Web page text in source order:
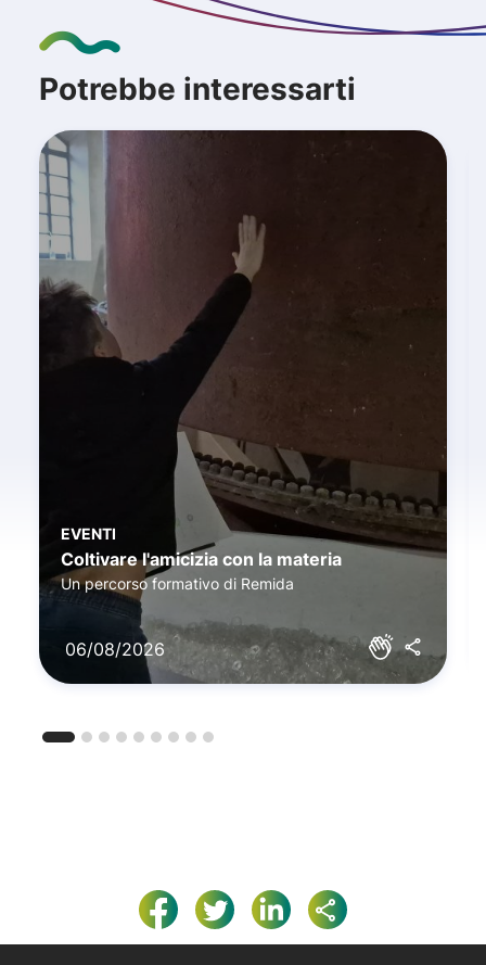
Potrebbe interessarti
EVENTI
Coltivare l'amicizia con la materia
Un percorso formativo di Remida
06/08/2026